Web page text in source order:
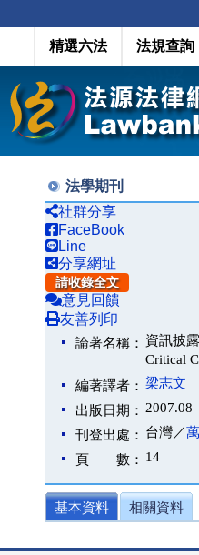
精選六法 法規查詢
法學期刊
社群分享
FaceBook
Line
分享網址
請收錄全文
意見回饋
友善列印
論著名稱： 資訊披
Critical
編著譯者： 梁志文
出版日期： 2007.08
刊登出處： 台灣／
頁 數： 14
基本資料 相關資料